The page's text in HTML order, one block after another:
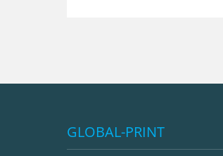
GLOBAL-PRINT